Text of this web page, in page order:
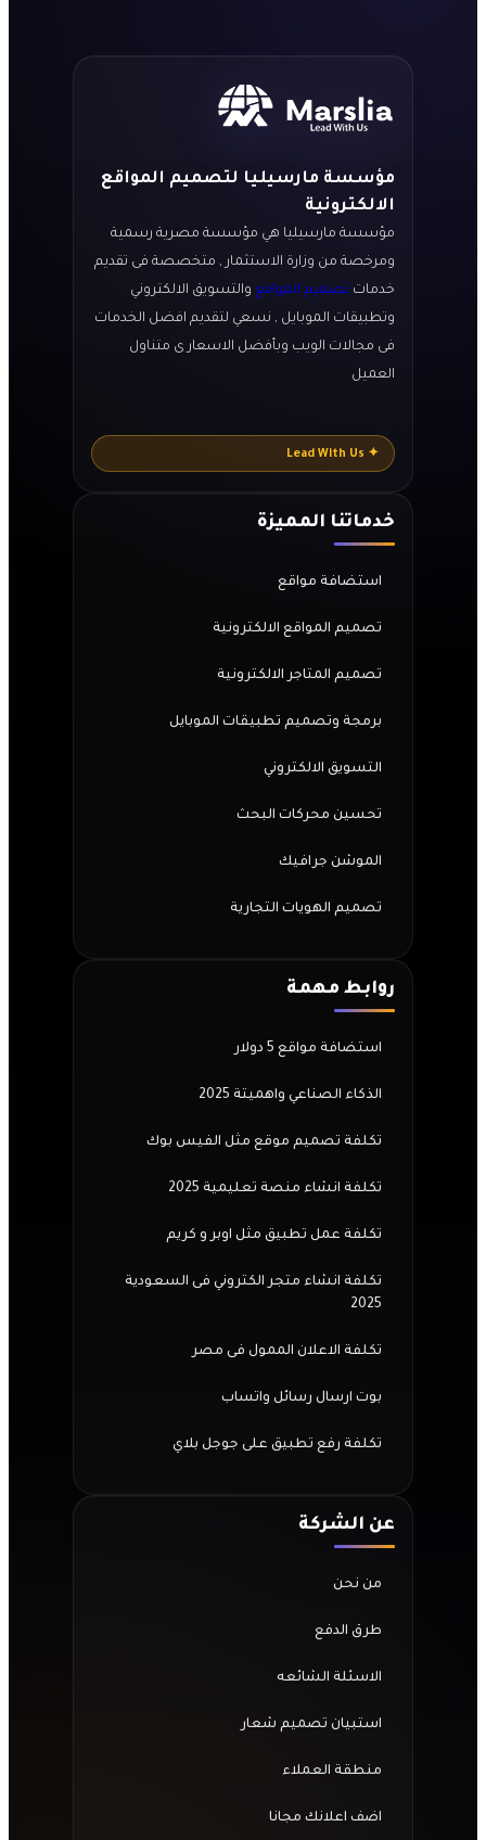
مؤسسة مارسيليا لتصميم المواقع
الالكترونية
مؤسسة مارسيليا هي مؤسسة مصرية رسمية
ومرخصة من وزارة الاستثمار , متخصصة فى تقديم
خدمات تصميم المواقع والتسويق الالكتروني
وتطبيقات الموبايل , نسعي لتقديم افضل الخدمات
فى مجالات الويب وبأفضل الاسعار ى متناول
العميل
✦ Lead With Us
خدماتنا المميزة
استضافة مواقع
تصميم المواقع الالكترونية
تصميم المتاجر الالكترونية
برمجة وتصميم تطبيقات الموبايل
التسويق الالكتروني
تحسين محركات البحث
الموشن جرافيك
تصميم الهويات التجارية
روابط مهمة
استضافة مواقع 5 دولار
الذكاء الصناعي واهميتة 2025
تكلفة تصميم موقع مثل الفيس بوك
تكلفة انشاء منصة تعليمية 2025
تكلفة عمل تطبيق مثل اوبر و كريم
تكلفة انشاء متجر الكتروني فى السعودية
2025
تكلفة الاعلان الممول فى مصر
بوت ارسال رسائل واتساب
تكلفة رفع تطبيق على جوجل بلاي
عن الشركة
من نحن
طرق الدفع
الاسئلة الشائعه
استبيان تصميم شعار
منطقة العملاء
اضف اعلانك مجانا